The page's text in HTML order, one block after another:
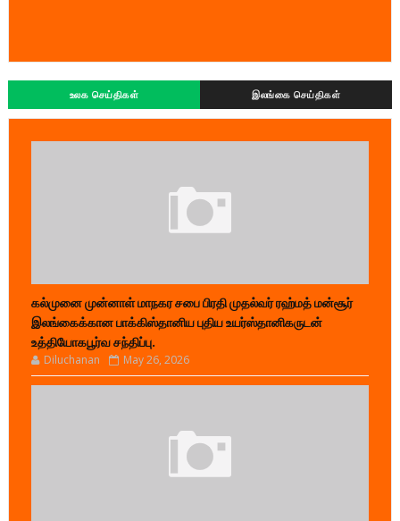
உலக செய்திகள் இலங்கை செய்திகள்
கல்முனை முன்னாள் மாநகர சபை பிரதி முதல்வர் ரஹ்மத் மன்சூர்
இலங்கைக்கான பாக்கிஸ்தானிய புதிய உயர்ஸ்தானிகருடன்
உத்தியோகபூர்வ சந்திப்பு.
Diluchanan May 26, 2026